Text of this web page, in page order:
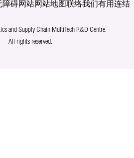
障碍网站网站地图联络我们有用连结
and Supply Chain MultiTech R&D Centre.
All rights reserved.